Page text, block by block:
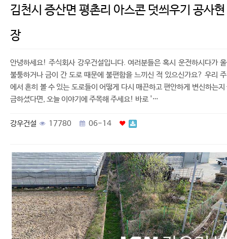
김천시 증산면 평촌리 아스콘 덧씌우기 공사현
장
안녕하세요! 주식회사 강우건설입니다. 여러분들은 혹시 운전하시다가
불퉁하거나 금이 간 도로 때문에 불편함을 느끼신 적 있으신가요? 우리
에서 흔히 볼 수 있는 도로들이 어떻게 다시 매끈하고 편안하게 변신하는지
금하셨다면, 오늘 이야기에 주목해 주세요! 바로 '…
강우건설 17780 06-14